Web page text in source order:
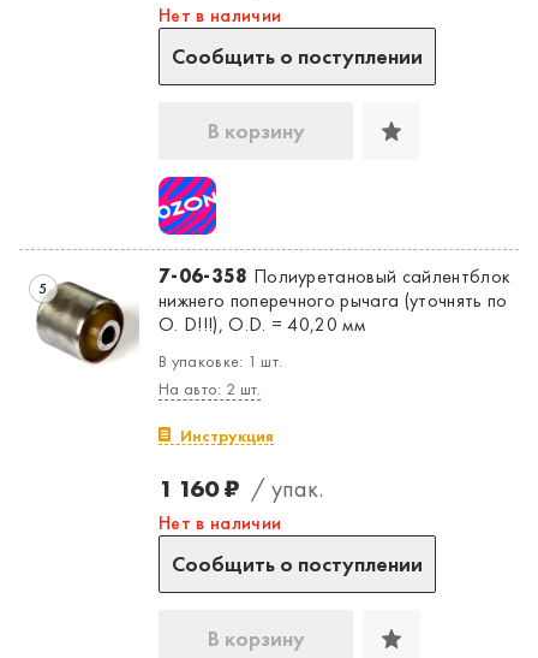
Нет в наличии
Сообщить о поступлении
В корзину
5 7-06-358 Полиуретановый сайлентблок
нижнего поперечного рычага (уточнять по
O. D!!!), O.D. = 40,20 мм
В упаковке: 1 шт.
На авто: 2 шт.
Инструкция
1 160 ₽ / упак.
Нет в наличии
Сообщить о поступлении
В корзину